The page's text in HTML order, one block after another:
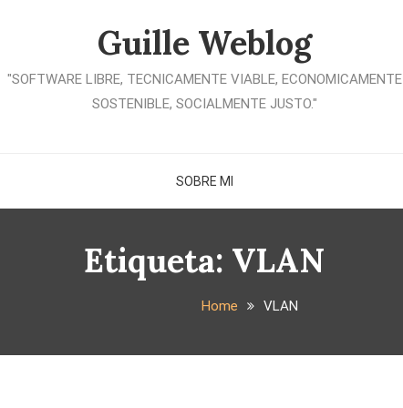
Guille Weblog
"SOFTWARE LIBRE, TECNICAMENTE VIABLE, ECONOMICAMENTE
SOSTENIBLE, SOCIALMENTE JUSTO."
SOBRE MI
Etiqueta: VLAN
Home VLAN